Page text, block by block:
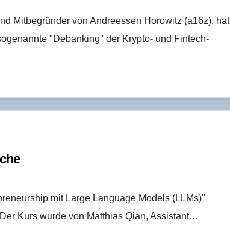
Mitbegründer von Andreessen Horowitz (a16z), hat
"Debanking" der Krypto- und Fintech-
mit Large Language Models (LLMs)"
Kurs wurde von Matthias Qian, Assistant…